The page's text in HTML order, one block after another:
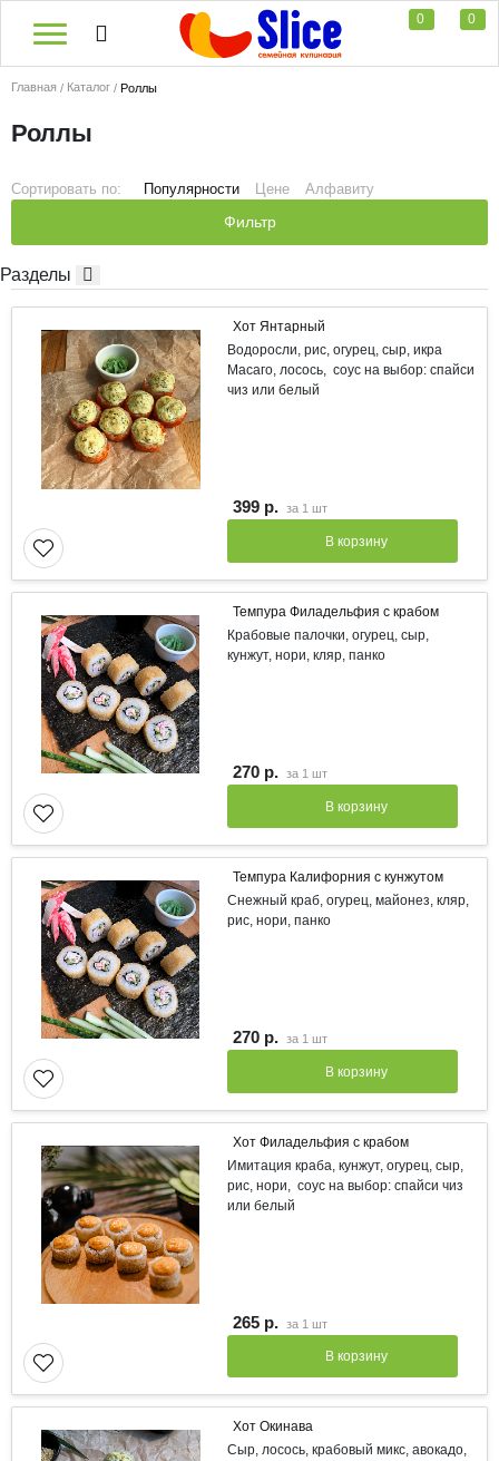
0 0
Главная Каталог Роллы
Роллы
Сортировать по: Популярности Цене Алфавиту
Фильтр
Разделы
Хот Янтарный
Водоросли, рис, огурец, сыр, икра
Масаго, лосось, соус на выбор: спайси
чиз или белый
399 р. за 1 шт
В корзину
Темпура Филадельфия с крабом
Крабовые палочки, огурец, сыр,
кунжут, нори, кляр, панко
270 р. за 1 шт
В корзину
Темпура Калифорния с кунжутом
Снежный краб, огурец, майонез, кляр,
рис, нори, панко
270 р. за 1 шт
В корзину
Хот Филадельфия с крабом
Имитация краба, кунжут, огурец, сыр,
рис, нори, соус на выбор: спайси чиз
или белый
265 р. за 1 шт
В корзину
Хот Окинава
Сыр, лосось, крабовый микс, авокадо,